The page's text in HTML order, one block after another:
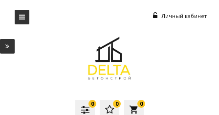
Личный кабинет
local_grocery_store
0
0
0